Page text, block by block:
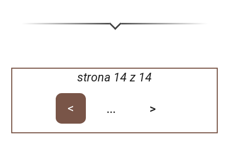
strona 14 z 14
< ... >